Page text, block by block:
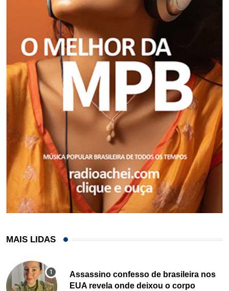
MAIS LIDAS
Assassino confesso de brasileira nos
EUA revela onde deixou o corpo